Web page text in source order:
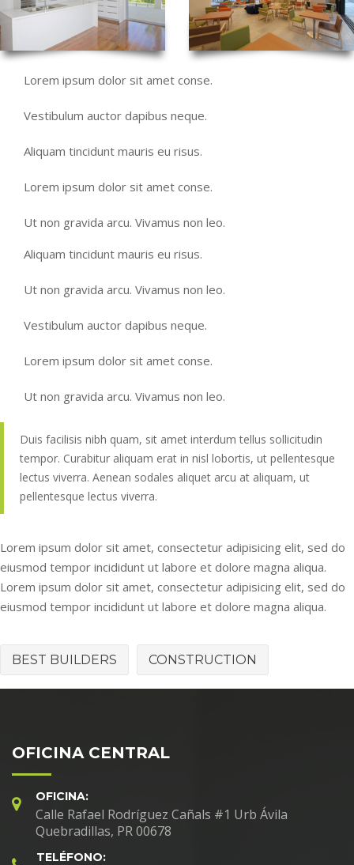
Lorem ipsum dolor sit amet conse.
Vestibulum auctor dapibus neque.
Aliquam tincidunt mauris eu risus.
Lorem ipsum dolor sit amet conse.
Ut non gravida arcu. Vivamus non leo.
Aliquam tincidunt mauris eu risus.
Ut non gravida arcu. Vivamus non leo.
Vestibulum auctor dapibus neque.
Lorem ipsum dolor sit amet conse.
Ut non gravida arcu. Vivamus non leo.
Duis facilisis nibh quam, sit amet interdum tellus sollicitudin
tempor. Curabitur aliquam erat in nisl lobortis, ut pellentesque
lectus viverra. Aenean sodales aliquet arcu at aliquam, ut
pellentesque lectus viverra.
Lorem ipsum dolor sit amet, consectetur adipisicing elit, sed do
eiusmod tempor incididunt ut labore et dolore magna aliqua.
Lorem ipsum dolor sit amet, consectetur adipisicing elit, sed do
eiusmod tempor incididunt ut labore et dolore magna aliqua.
BEST BUILDERS CONSTRUCTION
OFICINA CENTRAL
OFICINA:
Calle Rafael Rodríguez Cañals #1 Urb Ávila
Quebradillas, PR 00678
TELÉFONO: